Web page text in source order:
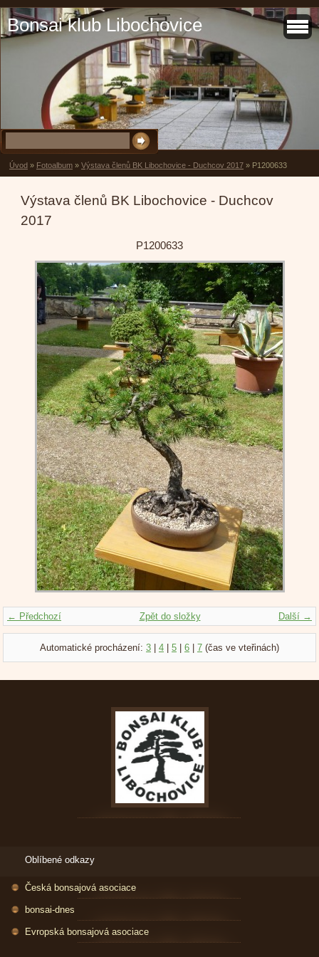
Bonsai klub Libochovice
Úvod » Fotoalbum » Výstava členů BK Libochovice - Duchcov 2017 » P1200633
Výstava členů BK Libochovice - Duchcov
2017
P1200633
← Předchozí Další →
Zpět do složky
Automatické procházení: 3 4 5 6 7 (čas ve vteřinách)
Oblíbené odkazy
Česká bonsajová asociace
bonsai-dnes
Evropská bonsajová asociace